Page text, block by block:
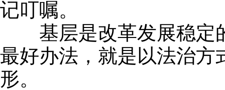
记叮嘱。
基层是改革发展稳定的
最好办法，就是以法治方
形。